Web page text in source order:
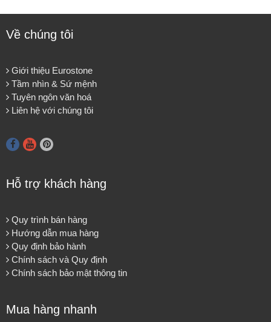
Về chúng tôi
Giới thiệu Eurostone
Tầm nhìn & Sứ mệnh
Tuyên ngôn văn hoá
Liên hệ với chúng tôi
Hỗ trợ khách hàng
Quy trình bán hàng
Hướng dẫn mua hàng
Quy định bảo hành
Chính sách và Quy định
Chính sách bảo mật thông tin
Mua hàng nhanh